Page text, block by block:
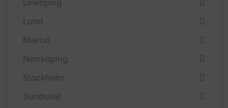
Helsingborg
Jönköping
Linköping
Lund
Malmö
Norrköping